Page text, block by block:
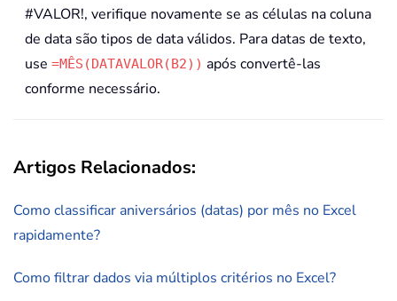
#VALOR!, verifique novamente se as células na coluna
de data são tipos de data válidos. Para datas de texto,
use =MÊS(DATAVALOR(B2)) após convertê-las
conforme necessário.
Artigos Relacionados:
Como classificar aniversários (datas) por mês no Excel
rapidamente?
Como filtrar dados via múltiplos critérios no Excel?